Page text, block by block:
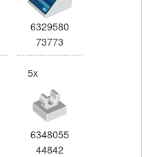
6329580
73773
5x
6348055
44842